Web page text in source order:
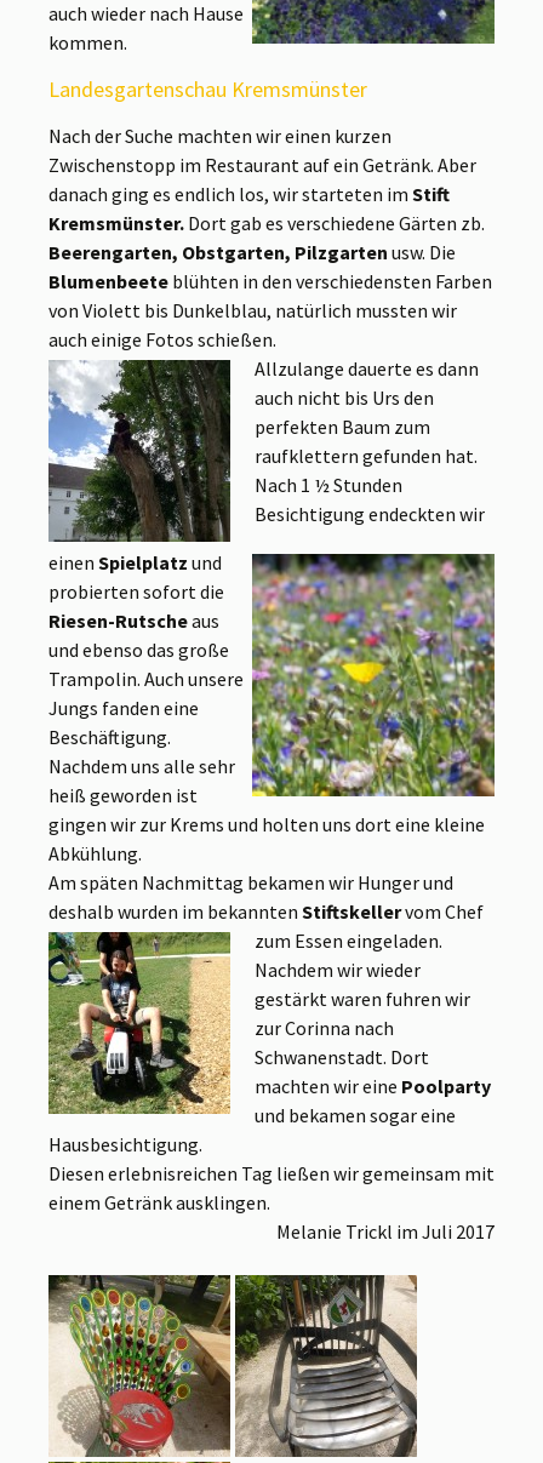
auch wieder nach Hause
kommen.
Landesgartenschau Kremsmünster
Nach der Suche machten wir einen kurzen
Zwischenstopp im Restaurant auf ein Getränk. Aber
danach ging es endlich los, wir starteten im Stift
Kremsmünster. Dort gab es verschiedene Gärten zb.
Beerengarten, Obstgarten, Pilzgarten usw. Die
Blumenbeete blühten in den verschiedensten Farben
von Violett bis Dunkelblau, natürlich mussten wir
auch einige Fotos schießen.
Allzulange dauerte es dann
auch nicht bis Urs den
perfekten Baum zum
raufklettern gefunden hat.
Nach 1 ½ Stunden
Besichtigung endeckten wir
einen Spielplatz und
probierten sofort die
Riesen-Rutscheaus
und ebenso das große
Trampolin. Auch unsere
Jungs fanden eine
Beschäftigung.
Nachdem uns alle sehr
heiß geworden ist
gingen wir zur Krems und holten uns dort eine kleine
Abkühlung.
Am späten Nachmittag bekamen wir Hunger und
deshalb wurden im bekannten Stiftskellervom Chef
zum Essen eingeladen.
Nachdem wir wieder
gestärkt waren fuhren wir
zur Corinna nach
Schwanenstadt. Dort
machten wir eine Poolparty
und bekamen sogar eine
Hausbesichtigung.
Diesen erlebnisreichen Tag ließen wir gemeinsam mit
einem Getränk ausklingen.
Melanie Trickl im Juli 2017